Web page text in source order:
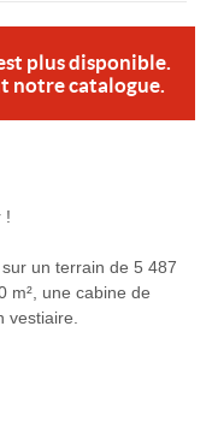
plus disponible.
notre catalogue.
!
un terrain de 5 487
m², une cabine de